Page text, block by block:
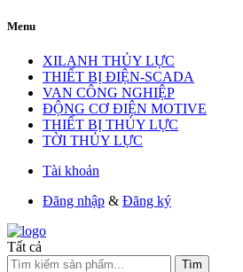
Menu
XILANH THỦY LỰC
THIẾT BỊ ĐIỆN-SCADA
VAN CÔNG NGHIỆP
ĐỘNG CƠ ĐIỆN MOTIVE
THIẾT BỊ THỦY LỰC
TỜI THỦY LỰC
Tài khoản
Đăng nhập & Đăng ký
Tất cả
Tìm